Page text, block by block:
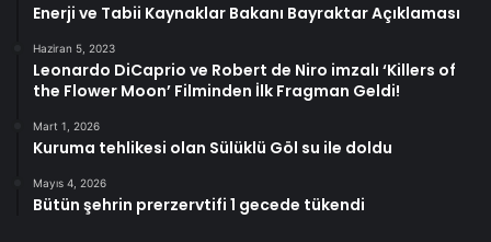
Enerji ve Tabii Kaynaklar Bakanı Bayraktar Açıklaması
Haziran 5, 2023
Leonardo DiCaprio ve Robert de Niro imzalı ‘Killers of
the Flower Moon’ Filminden İlk Fragman Geldi!
Mart 1, 2026
Kuruma tehlikesi olan Sülüklü Göl su ile doldu
Mayıs 4, 2026
Bütün şehrin prerzervtifi 1 gecede tükendi